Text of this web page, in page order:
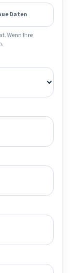
Daten
Wenn Ihre